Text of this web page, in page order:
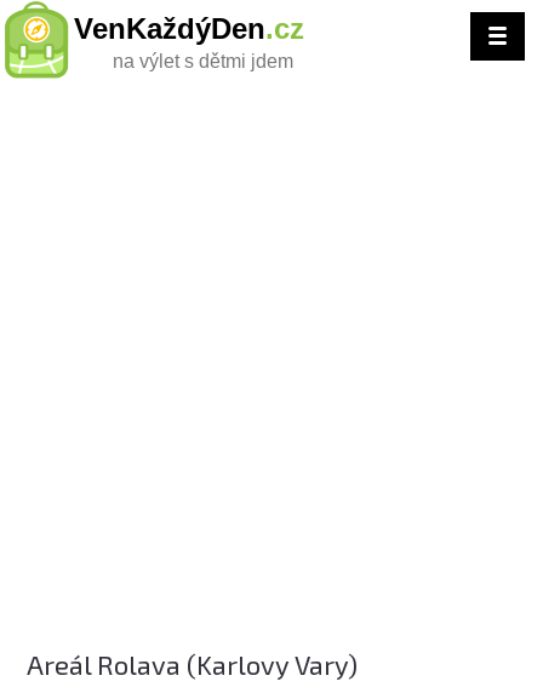
VenKaždýDen.cz
na výlet s dětmi jdem
Areál Rolava (Karlovy Vary)